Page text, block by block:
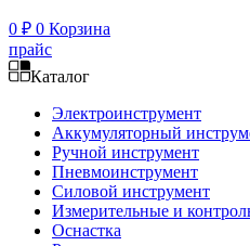
0 ₽ 0 Корзина
прайс
Каталог
Электроинструмент
Аккумуляторный
Ручной инструмент
Пневмоинструмент
Силовой инструмент
Измерительные и
Оснастка